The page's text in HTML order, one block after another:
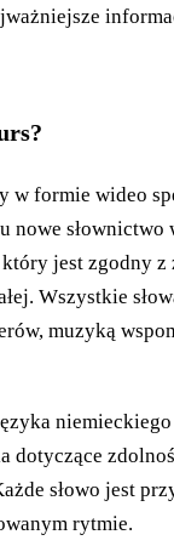
w formie wideo
nowe słownictwo
jest zgodny z
Wszystkie
muzyką
dotyczące
słowo jest
rytmie.